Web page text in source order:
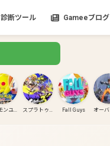
診断ツール Gameeブログ
ポケモンユナイト スプラトゥーン3 Fall Guys